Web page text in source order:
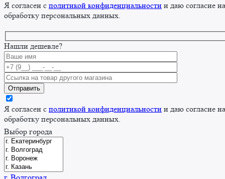
Я согласен с политикой конфиденциальности и даю согласие на
обработку персональных данных.
Нашли дешевле?
Я согласен с политикой конфиденциальности и даю согласие на
обработку персональных данных.
Выбор города